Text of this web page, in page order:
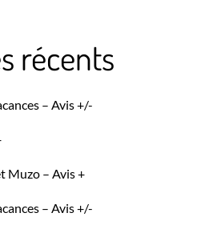
récents
– Avis +/-
Muzo – Avis +
– Avis +/-